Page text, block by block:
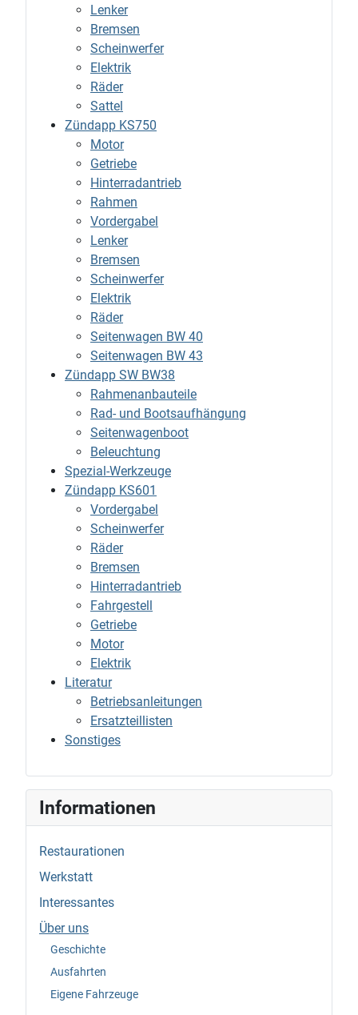
Lenker
Bremsen
Scheinwerfer
Elektrik
Räder
Sattel
Zündapp KS750
Motor
Getriebe
Hinterradantrieb
Rahmen
Vordergabel
Lenker
Bremsen
Scheinwerfer
Elektrik
Räder
Seitenwagen BW 40
Seitenwagen BW 43
Zündapp SW BW38
Rahmenanbauteile
Rad- und Bootsaufhängung
Seitenwagenboot
Beleuchtung
Spezial-Werkzeuge
Zündapp KS601
Vordergabel
Scheinwerfer
Räder
Bremsen
Hinterradantrieb
Fahrgestell
Getriebe
Motor
Elektrik
Literatur
Betriebsanleitungen
Ersatzteillisten
Sonstiges
Informationen
Restaurationen
Werkstatt
Interessantes
Über uns
Geschichte
Ausfahrten
Eigene Fahrzeuge